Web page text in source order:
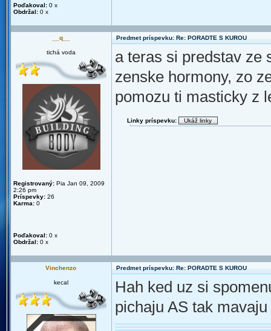
Poďakoval: 0 x
Obdržal: 0 x
__q__ Predmet príspevku: Re: PORADTE S KUROU
tichá voda
Registrovaný: Pia Jan 09, 2009
2:26 pm
Príspevky: 26
Karma: 0
Poďakoval: 0 x
Obdržal: 0 x
a teras si predstav ze
zenske hormony, zo
pomozu ti masticky z
Linky príspevku:
Vinchenzo Predmet príspevku: Re: PORADTE S KUROU
kecal
Hah ked uz si
pichaju AS tak